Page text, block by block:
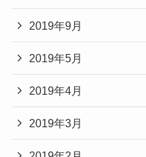
2019年9月
2019年5月
2019年4月
2019年3月